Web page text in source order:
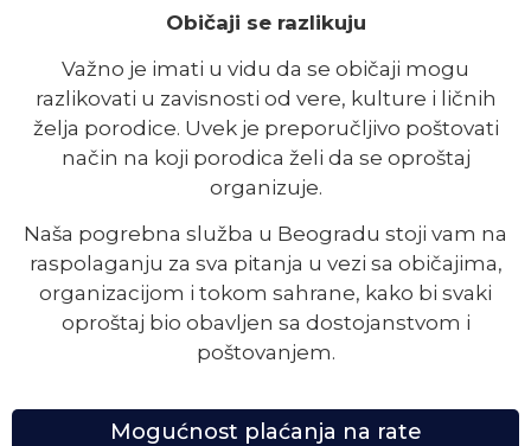
Običaji se razlikuju
Važno je imati u vidu da se običaji mogu
razlikovati u zavisnosti od vere, kulture i ličnih
želja porodice. Uvek je preporučljivo poštovati
način na koji porodica želi da se oproštaj
organizuje.
Naša pogrebna služba u Beogradu stoji vam na
raspolaganju za sva pitanja u vezi sa običajima,
organizacijom i tokom sahrane, kako bi svaki
oproštaj bio obavljen sa dostojanstvom i
poštovanjem.
Mogućnost plaćanja na rate